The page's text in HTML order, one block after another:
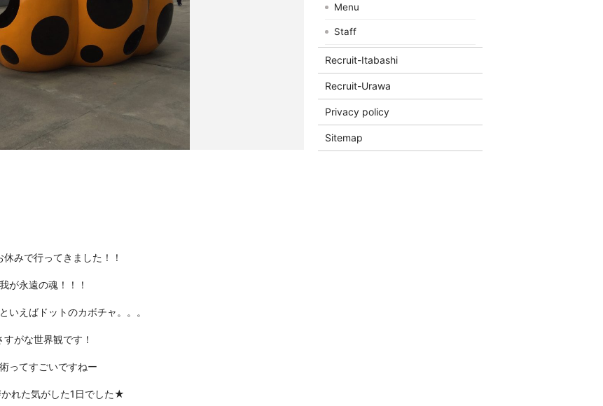
休みで行ってきました！！
我が永遠の魂！！！
いえばドットのカボチャ。。。
すがな世界観です！
ってすごいですねー
れた気がした1日でした★
Menu
Staff
Recruit-Itabashi
Recruit-Urawa
Privacy policy
Sitemap